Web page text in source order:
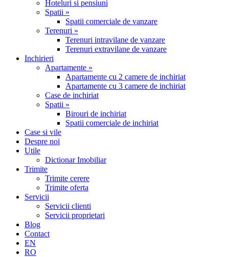
Hoteluri si pensiuni
Spatii »
Spatii comerciale de vanzare
Terenuri »
Terenuri intravilane de vanzare
Terenuri extravilane de vanzare
Inchirieri
Apartamente »
Apartamente cu 2 camere de inchiriat
Apartamente cu 3 camere de inchiriat
Case de inchiriat
Spatii »
Birouri de inchiriat
Spatii comerciale de inchiriat
Case si vile
Despre noi
Utile
Dictionar Imobiliar
Trimite
Trimite cerere
Trimite oferta
Servicii
Servicii clienti
Servicii proprietari
Blog
Contact
EN
RO